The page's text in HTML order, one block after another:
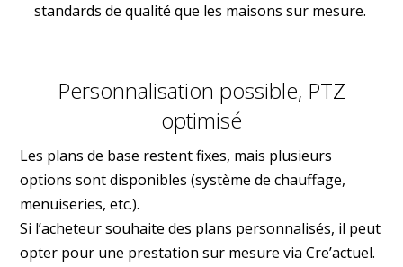
standards de qualité que les maisons sur mesure.
Personnalisation possible, PTZ
optimisé
Les plans de base restent fixes, mais plusieurs
options sont disponibles (système de chauffage,
menuiseries, etc.).
Si l’acheteur souhaite des plans personnalisés, il peut
opter pour une prestation sur mesure via Cre’actuel.